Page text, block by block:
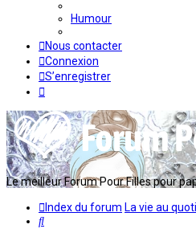
Humour
Nous contacter
Connexion
S’enregistrer
Le meilleur Forum Pour Filles pour
Index du forum La vie au
Rechercher